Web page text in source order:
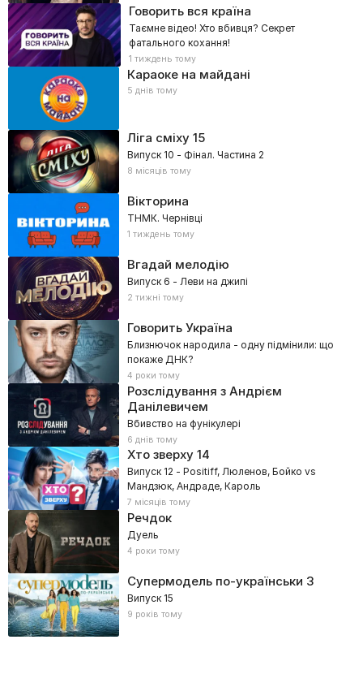
Говорить вся країна
Таємне відео! Хто вбивця? Секрет
фатального кохання!
1 тиждень тому
Караоке на майдані
5 днів тому
Ліга сміху15
Випуск 10 - Фінал. Частина 2
8 місяців тому
Вікторина
ТНМК. Чернівці
1 тиждень тому
Вгадай мелодію
Випуск 6 - Леви на джипі
2 тижні тому
Говорить Україна
Близнючок народила - одну підмінили: що
покаже ДНК?
4 роки тому
Розслідування з Андрієм
Данілевичем
Вбивство на фунікулері
6 днів тому
Хто зверху14
Випуск 12 - Positiff, Люленов, Бойко vs
Мандзюк, Андраде, Кароль
7 місяців тому
Речдок
Дуель
4 роки тому
Супермодель по-українськи 3
Випуск 15
9 років тому